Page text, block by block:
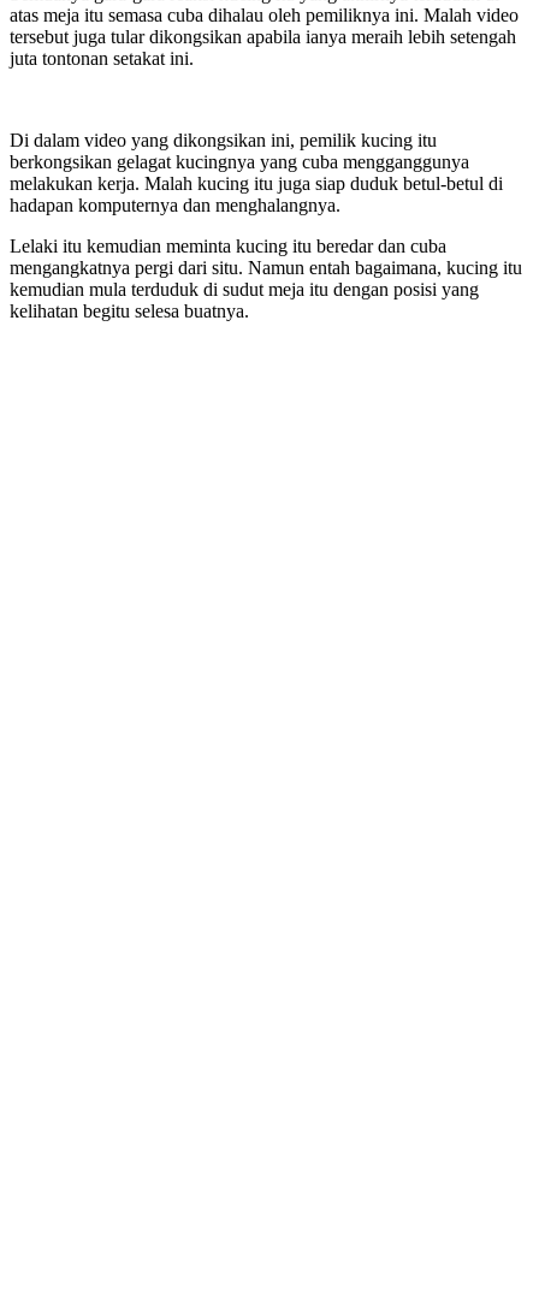
atas meja itu semasa cuba dihalau oleh pemiliknya ini. Malah video
tersebut juga tular dikongsikan apabila ianya meraih lebih setengah
juta tontonan setakat ini.
Di dalam video yang dikongsikan ini, pemilik kucing itu
berkongsikan gelagat kucingnya yang cuba mengganggunya
melakukan kerja. Malah kucing itu juga siap duduk betul-betul di
hadapan komputernya dan menghalangnya.
Lelaki itu kemudian meminta kucing itu beredar dan cuba
mengangkatnya pergi dari situ. Namun entah bagaimana, kucing itu
kemudian mula terduduk di sudut meja itu dengan posisi yang
kelihatan begitu selesa buatnya.